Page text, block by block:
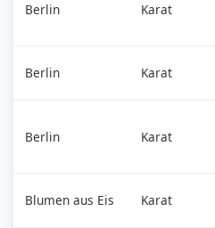
Berlin Karat
Berlin Karat
Berlin Karat
Blumen aus Eis Karat